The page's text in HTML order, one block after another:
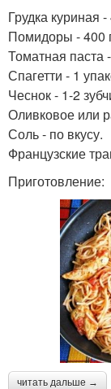
Грудка куриная
Помидоры - 400
Томатная паста
Спагетти - 1
Чеснок - 1-2
Оливковое или
Соль - по вкусу.
Французские
Приготовление:
читать дальше →